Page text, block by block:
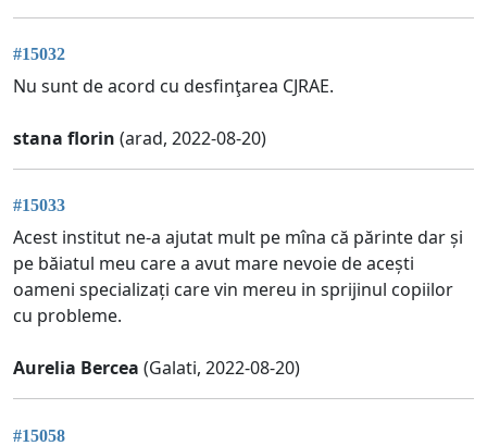
#15032
Nu sunt de acord cu desfinţarea CJRAE.
stana florin (arad, 2022-08-20)
#15033
Acest institut ne-a ajutat mult pe mîna că părinte dar și
pe băiatul meu care a avut mare nevoie de acești
oameni specializați care vin mereu in sprijinul copiilor
cu probleme.
Aurelia Bercea (Galati, 2022-08-20)
#15058